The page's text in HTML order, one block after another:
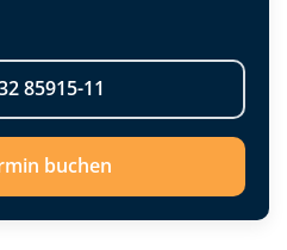
85915-11
buchen